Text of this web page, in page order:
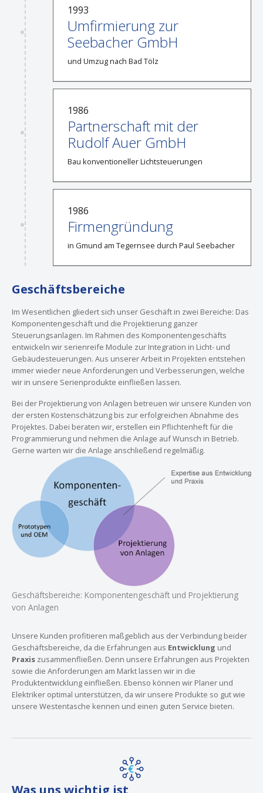
1993
Umfirmierung zur
Seebacher GmbH
und Umzug nach Bad Tölz
1986
Partnerschaft mit der
Rudolf Auer GmbH
Bau konventioneller Lichtsteuerungen
1986
Firmengründung
in Gmund am Tegernsee durch Paul Seebacher
Geschäftsbereiche: Komponentengeschäft und Projektierung
von Anlagen
Geschäftsbereiche
Im Wesentlichen gliedert sich unser Geschäft in zwei Bereiche: Das
Komponentengeschäft und die Projektierung ganzer
Steuerungsanlagen. Im Rahmen des Komponentengeschäfts
entwickeln wir serienreife Module zur Integration in Licht- und
Gebäudesteuerungen. Aus unserer Arbeit in Projekten entstehen
immer wieder neue Anforderungen und Verbesserungen, welche
wir in unsere Serienprodukte einfließen lassen.
Bei der Projektierung von Anlagen betreuen wir unsere Kunden von
der ersten Kostenschätzung bis zur erfolgreichen Abnahme des
Projektes. Dabei beraten wir, erstellen ein Pflichtenheft für die
Programmierung und nehmen die Anlage auf Wunsch in Betrieb.
Gerne warten wir die Anlage anschließend regelmäßig.
Unsere Kunden profitieren maßgeblich aus der Verbindung beider
Geschäftsbereiche, da die Erfahrungen aus Entwicklung und
Praxis zusammenfließen. Denn unsere Erfahrungen aus Projekten
sowie die Anforderungen am Markt lassen wir in die
Produktentwicklung einfließen. Ebenso können wir Planer und
Elektriker optimal unterstützen, da wir unsere Produkte so gut wie
unsere Westentasche kennen und einen guten Service bieten.
Was uns wichtig ist